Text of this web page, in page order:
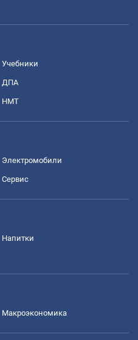
Учебники
ДПА
НМТ
Электромобили
Сервис
Напитки
Mакроэкономика